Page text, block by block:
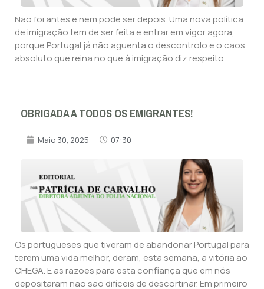
Não foi antes e nem pode ser depois. Uma nova política
de imigração tem de ser feita e entrar em vigor agora,
porque Portugal já não aguenta o descontrolo e o caos
absoluto que reina no que à imigração diz respeito.
OBRIGADA A TODOS OS EMIGRANTES!
Maio 30, 2025 07:30
Os portugueses que tiveram de abandonar Portugal para
terem uma vida melhor, deram, esta semana, a vitória ao
CHEGA. E as razões para esta confiança que em nós
depositaram não são difíceis de descortinar. Em primeiro